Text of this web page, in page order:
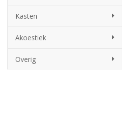
Kasten
Akoestiek
Overig